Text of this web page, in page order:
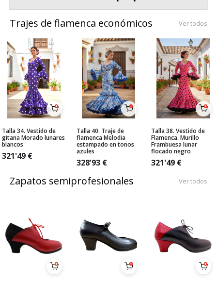
Trajes de flamenca económicos Ver todos
Talla 34. Vestido de
gitana Morado lunares
blancos
321'49 €
Talla 40. Traje de
flamenca Melodia
estampado en tonos
azules
328'93 €
Talla 38. Vestido de
Flamenca. Murillo
Frambuesa lunar
flocado negro
321'49 €
Zapatos semiprofesionales Ver todos